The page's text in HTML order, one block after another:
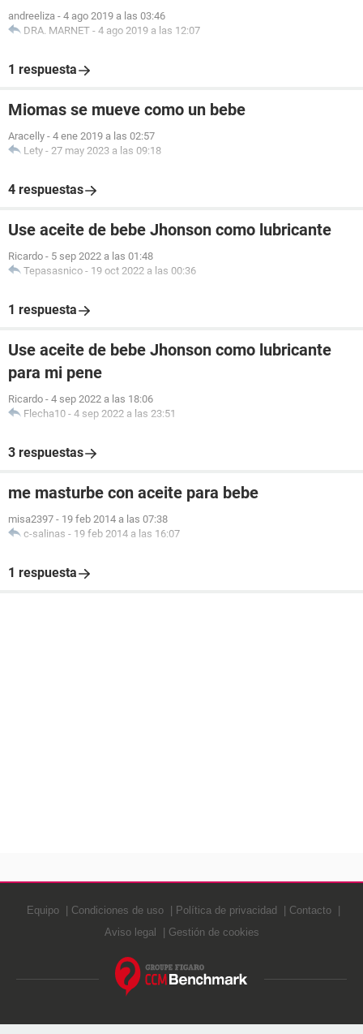
andreeliza - 4 ago 2019 a las 03:46
DRA. MARNET - 4 ago 2019 a las 12:07
1 respuesta
Miomas se mueve como un bebe
Aracelly - 4 ene 2019 a las 02:57
Lety - 27 may 2023 a las 09:18
4 respuestas
Use aceite de bebe Jhonson como lubricante
Ricardo - 5 sep 2022 a las 01:48
Tepasasnico - 19 oct 2022 a las 00:36
1 respuesta
Use aceite de bebe Jhonson como lubricante
para mi pene
Ricardo - 4 sep 2022 a las 18:06
Flecha10 - 4 sep 2022 a las 23:51
3 respuestas
me masturbe con aceite para bebe
misa2397 - 19 feb 2014 a las 07:38
c-salinas - 19 feb 2014 a las 16:07
1 respuesta
Equipo Condiciones de uso Política de privacidad
Contacto
Aviso legal
Gestión de cookies